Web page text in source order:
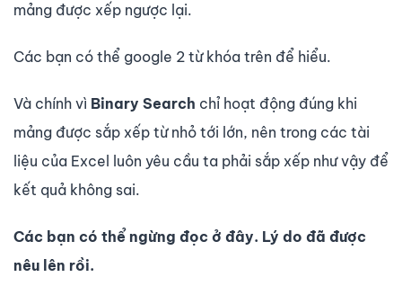
mảng được xếp ngược lại.
Các bạn có thể google 2 từ khóa trên để hiểu.
Và chính vì Binary Search chỉ hoạt động đúng khi
mảng được sắp xếp từ nhỏ tới lớn, nên trong các tài
liệu của Excel luôn yêu cầu ta phải sắp xếp như vậy để
kết quả không sai.
Các bạn có thể ngừng đọc ở đây. Lý do đã được
nêu lên rồi.